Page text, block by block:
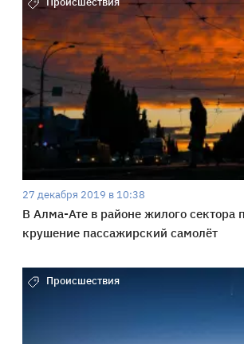
27 декабря 2019 в 10:38
В Алма-Ате в районе жилого сектора
крушение пассажирский самолёт
Происшествия